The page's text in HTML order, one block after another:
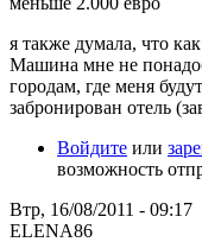
я также думала, что
Машина мне не
городам, где меня
забронирован отель
Войдите или
возможность
Втр, 16/08/2011 - 09:17
ELENA86